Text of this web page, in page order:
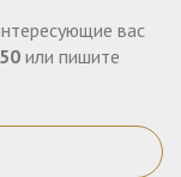
вас
или пишите